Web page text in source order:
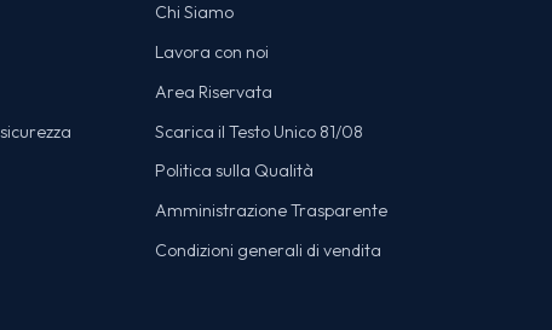
Chi Siamo
Lavora con noi
Area Riservata
Scarica il Testo Unico 81/08
Politica sulla Qualità
Amministrazione Trasparente
Condizioni generali di vendita